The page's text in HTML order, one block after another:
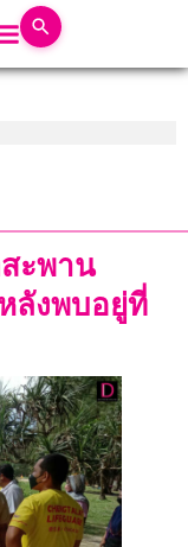
ะพาน
ลังพบอยู่ที่